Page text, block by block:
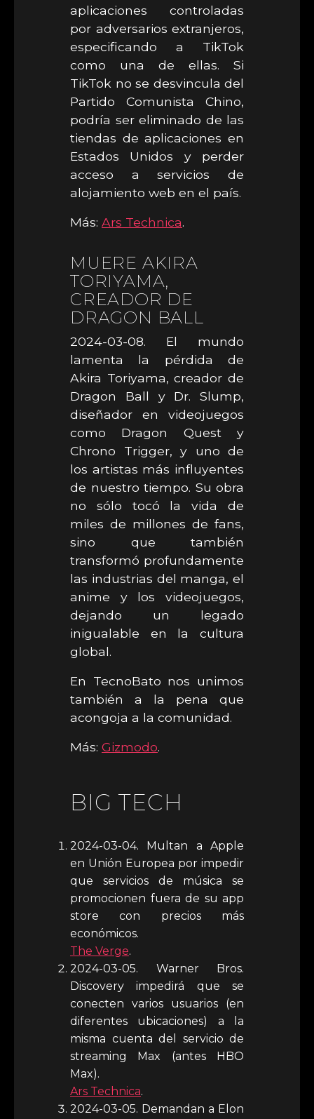
aplicaciones controladas
por adversarios extranjeros,
especificando a TikTok
como una de ellas. Si
TikTok no se desvincula del
Partido Comunista Chino,
podría ser eliminado de las
tiendas de aplicaciones en
Estados Unidos y perder
acceso a servicios de
alojamiento web en el país.
Más: Ars Technica.
MUERE AKIRA
TORIYAMA,
CREADOR DE
DRAGON BALL
2024-03-08. El mundo
lamenta la pérdida de
Akira Toriyama, creador de
Dragon Ball y Dr. Slump,
diseñador en videojuegos
como Dragon Quest y
Chrono Trigger, y uno de
los artistas más influyentes
de nuestro tiempo. Su obra
no sólo tocó la vida de
miles de millones de fans,
sino que también
transformó profundamente
las industrias del manga, el
anime y los videojuegos,
dejando un legado
inigualable en la cultura
global.
En TecnoBato nos unimos
también a la pena que
acongoja a la comunidad.
Más: Gizmodo.
BIG TECH
2024-03-04. Multan a Apple
en Unión Europea por impedir
que servicios de música se
promocionen fuera de su app
store con precios más
económicos.
The Verge.
2024-03-05. Warner Bros.
Discovery impedirá que se
conecten varios usuarios (en
diferentes ubicaciones) a la
misma cuenta del servicio de
streaming Max (antes HBO
Max).
Ars Technica.
2024-03-05. Demandan a Elon